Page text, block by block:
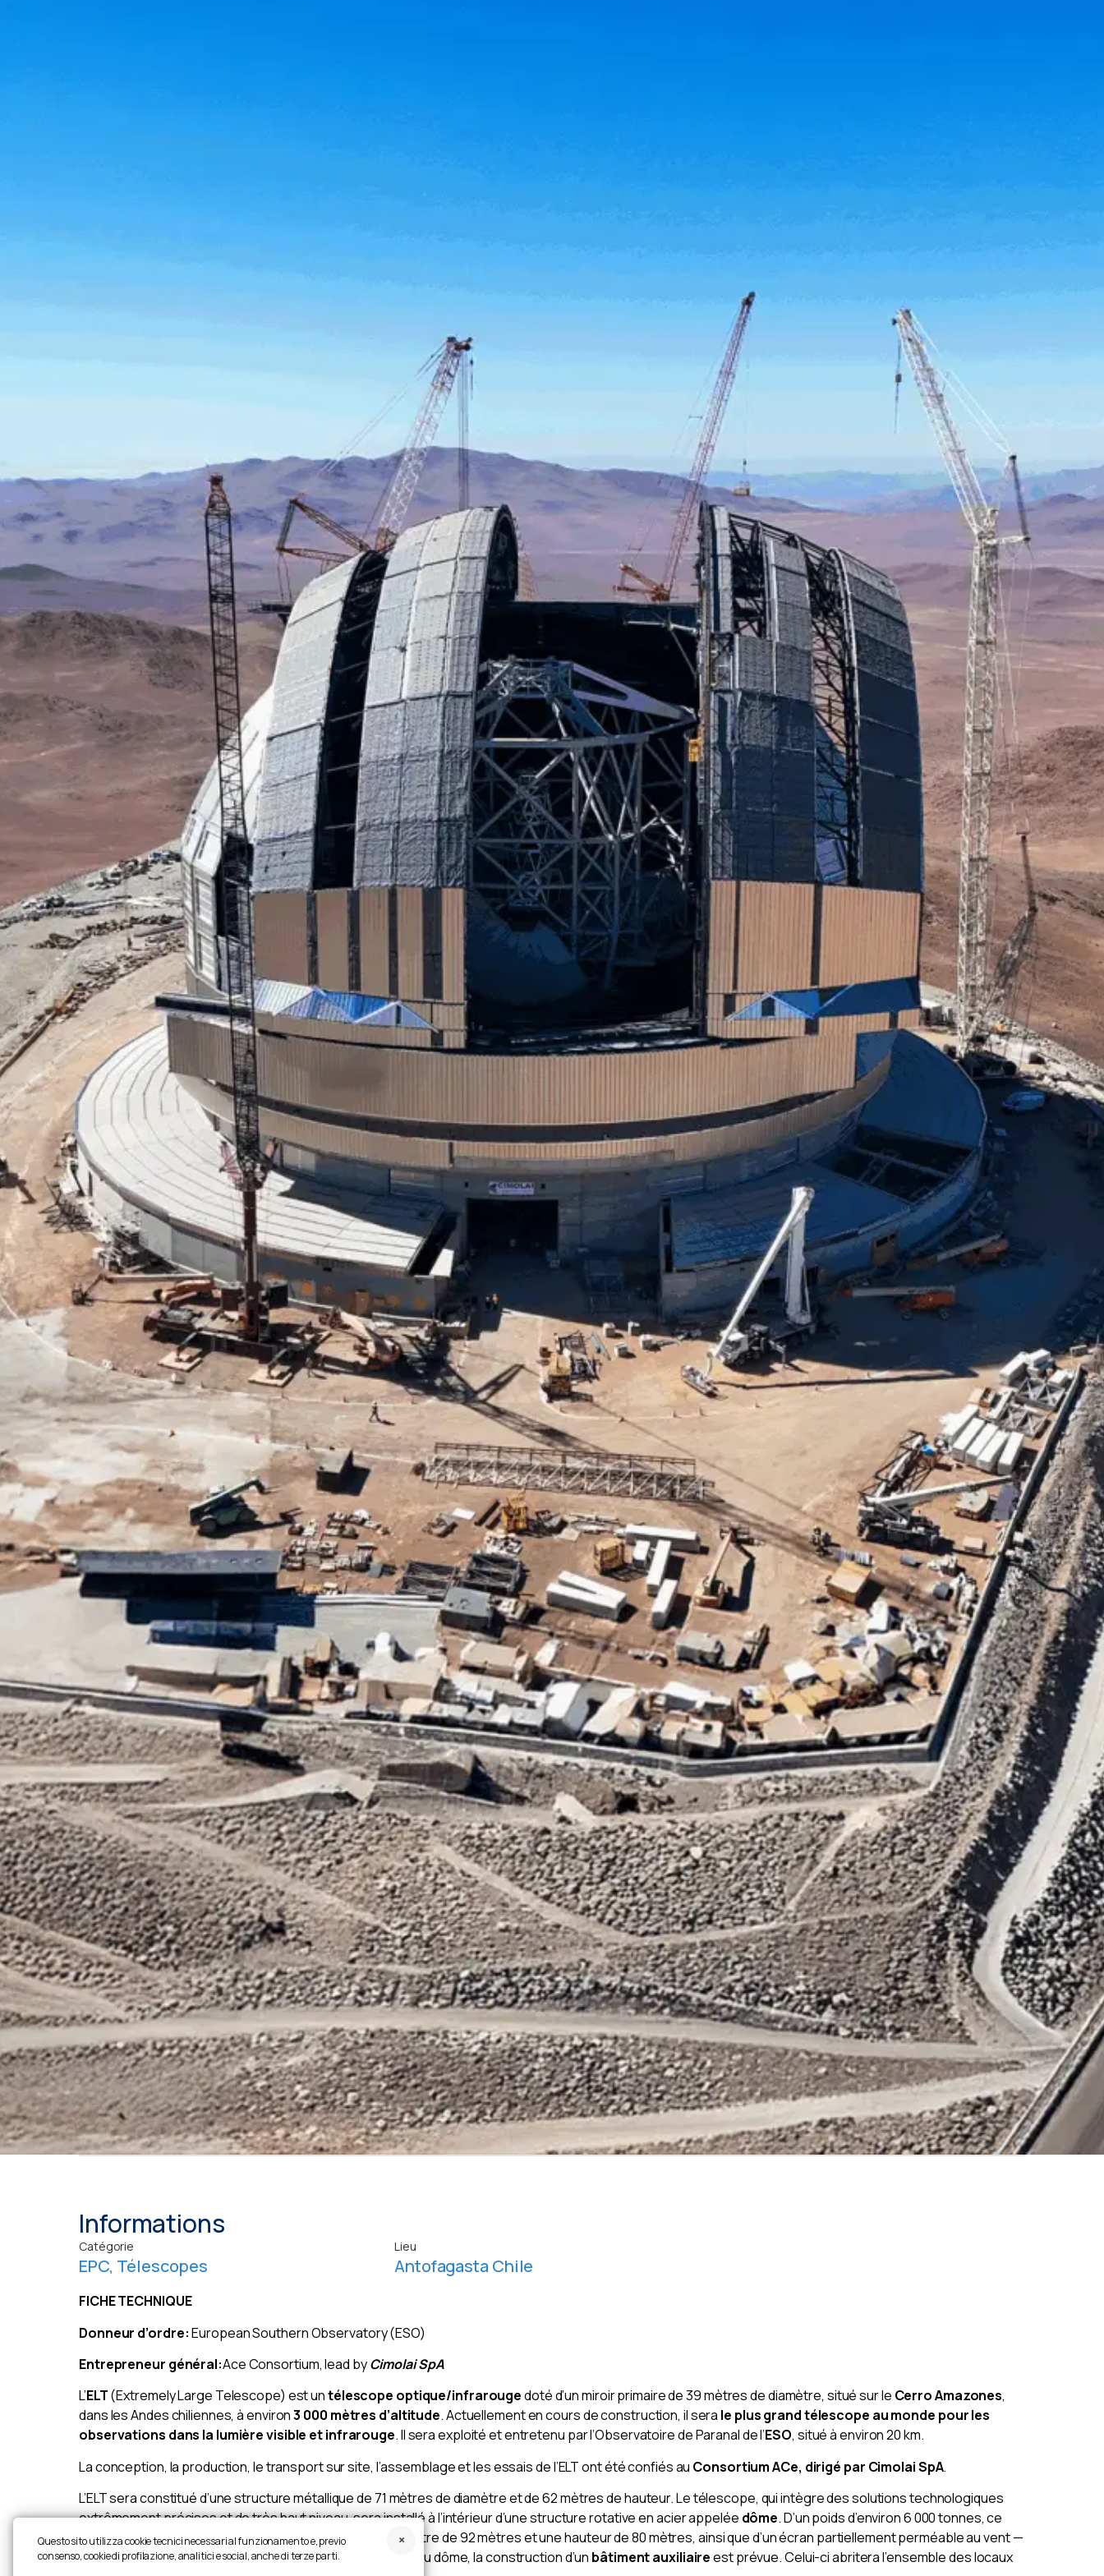
Informations
Catégorie
EPC, Télescopes
Lieu
Antofagasta Chile
FICHE TECHNIQUE
Donneur d’ordre:European Southern Observatory (ESO)
Entrepreneur général:Ace Consortium, lead byCimolai SpA
L’ELT(Extremely Large Telescope) est untélescope optique/infrarougedoté d’un miroir primaire de 39 mètres de diamètre, situé sur le Cerro Amazones,
dans les Andes chiliennes, à environ3 000 mètres d’altitude. Actuellement en cours de construction, il sera le plus grand télescope au monde pour les
observations dans la lumière visible et infrarouge. Il sera exploité et entretenu par l’Observatoire de Paranal de l’ESO, situé à environ 20 km.
La conception, la production, le transport sur site, l’assemblage et les essais de l’ELT ont été confiés au Consortium ACe, dirigé par Cimolai SpA.
L’ELT sera constitué d’une structure métallique de 71 mètres de diamètre et de 62 mètres de hauteur. Le télescope, qui intègre des solutions technologiques
extrêmement précises et de très haut niveau, sera installé à l’intérieur d’une structure rotative en acier appelée dôme. D’un poids d’environ 6 000 tonnes, ce
dôme sera doté d’ouvertures coulissantes, avec un diamètre de 92 mètres et une hauteur de 80 mètres, ainsi que d’un écran partiellement perméable au vent —
lewindscreen. En outre, dans la partie inférieure, autour du dôme, la construction d’un bâtiment auxiliaireest prévue. Celui-ci abritera l’ensemble des locaux
Questo sito utilizza cookie tecnici necessari al funzionamento e, previo
consenso, cookie di profilazione, analitici e social, anche di terze parti.